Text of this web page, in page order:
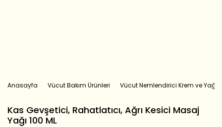
Anasayfa Vücut Bakım Ürünleri Vücut Nemlendirici Krem ve
Kas Gevşetici, Rahatlatıcı, Ağrı Kesici Masaj
Yağı 100 ML